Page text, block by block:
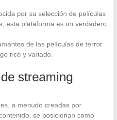
por su selección de películas
esta plataforma es un verdadero
de las películas de terror
rico y variado.
streaming
a menudo creadas por
se posicionan como